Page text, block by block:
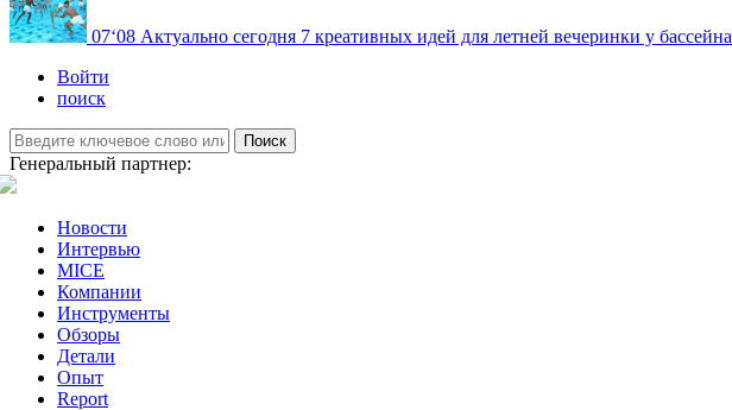
07‘08 Актуально сегодня 7 креативных идей для летней вечеринки у бассейна
Войти
поиск
Поиск
Генеральный партнер:
Новости
Интервью
MICE
Компании
Инструменты
Обзоры
Детали
Опыт
Report